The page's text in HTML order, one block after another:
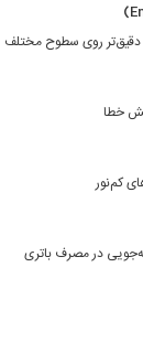
دقیق‌تر روی سطوح مختلف
خطا
کم‌نور
در مصرف باتری